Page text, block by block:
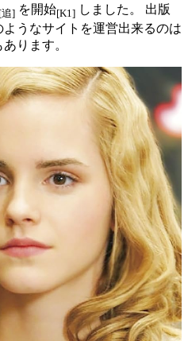
[追] を開始[K1] しました。 出版
うなサイトを運営出来るのは
ります。